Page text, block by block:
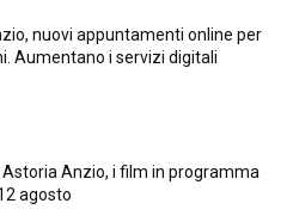
nuovi appuntamenti online per
Aumentano i servizi digitali
Astoria Anzio, i film in programma
agosto